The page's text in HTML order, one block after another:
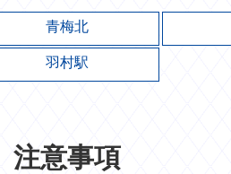
青梅北
羽村駅
注意事項